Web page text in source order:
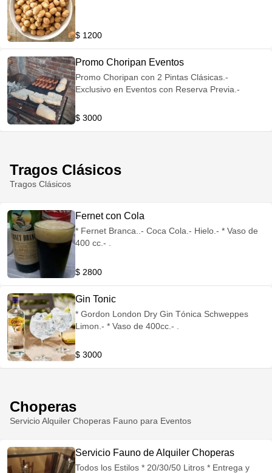
$ 1200
Promo Choripan Eventos
Promo Choripan con 2 Pintas Clásicas.-
Exclusivo en Eventos con Reserva Previa.-
$ 3000
Tragos Clásicos
Tragos Clásicos
Fernet con Cola
* Fernet Branca..- Coca Cola.- Hielo.- * Vaso de
400 cc.- .
$ 2800
Gin Tonic
* Gordon London Dry Gin Tónica Schweppes
Limon.- * Vaso de 400cc.- .
$ 3000
Choperas
Servicio Alquiler Choperas Fauno para Eventos
Servicio Fauno de Alquiler Choperas
Todos los Estilos * 20/30/50 Litros * Entrega y